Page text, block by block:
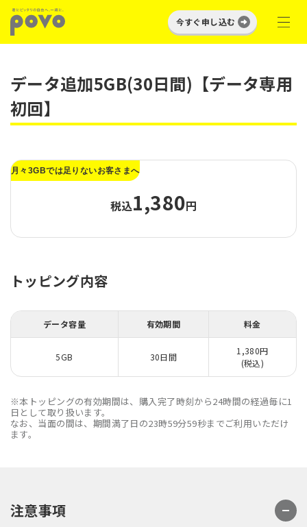
今すぐ申し込む
データ追加5GB(30日間)【データ専用
初回】
月々3GBでは足りないお客さまへ
税込1,380円
トッピング内容
データ容量 有効期間 料金
5GB 30日間
1,380円
(税込)
※本トッピングの有効期間は、購入完了時刻から24時間の経過毎に1
日として取り扱います。
なお、当面の間は、期間満了日の23時59分59秒までご利用いただけ
ます。
注意事項